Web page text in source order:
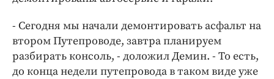
- Сегодня мы начали демонтировать асфальт на
втором Путепроводе, завтра планируем
разбирать консоль, - доложил Демин. - То есть,
до конца недели путепровода в таком виде уже